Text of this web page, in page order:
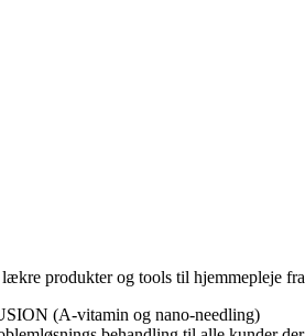
produkter og tools til hjemmepleje
(A-vitamin og nano-needling)